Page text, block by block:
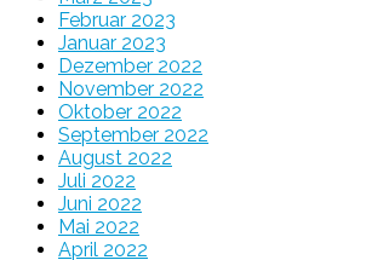
Februar 2023
Januar 2023
Dezember 2022
November 2022
Oktober 2022
September 2022
August 2022
Juli 2022
Juni 2022
Mai 2022
April 2022